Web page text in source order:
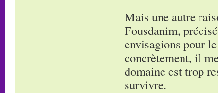
Mais une autre
Fousdanim,
envisagions pour
concrètement, il
domaine est trop
survivre.